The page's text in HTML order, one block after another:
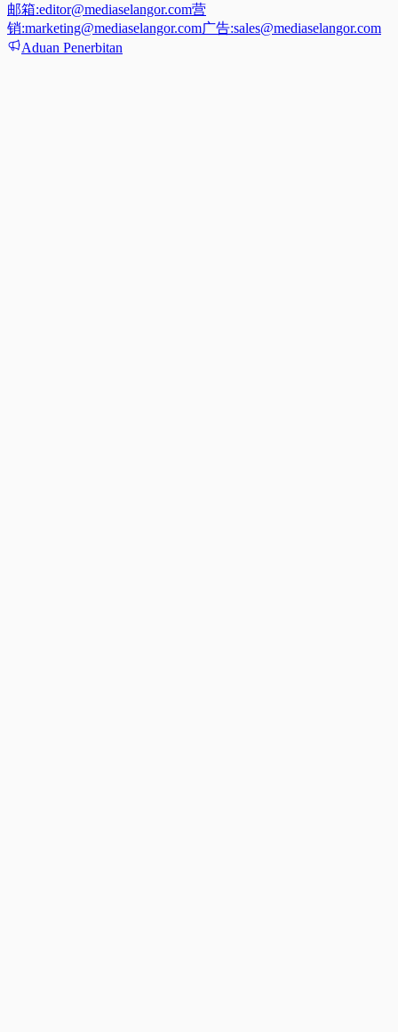
邮箱:editor@mediaselangor.com营
销:marketing@mediaselangor.com广告:sales@mediaselangor.com
Aduan Penerbitan